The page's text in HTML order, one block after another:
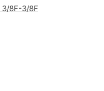
3/8F-3/8F